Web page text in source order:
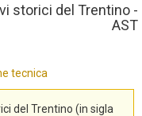
storici del Trentino -
AST
tecnica
del Trentino (in sigla